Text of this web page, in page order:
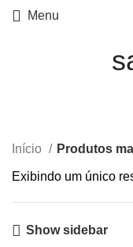
Menu
Início Produtos
Exibindo um único
Show sidebar